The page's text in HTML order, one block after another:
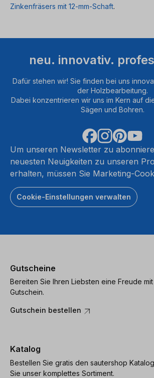
Zinkenfräsers mit 12-mm-Schaft.
neu. innovativ.
Dafür stehen wir! Sie finden bei uns
der Holzbearbeitung.
Dabei konzentrieren wir uns im Kern auf
Sägen und Bohren.
Um unseren Newsletter zu
neuesten Neuigkeiten zu unseren
erhalten, müssen Sie Marketing-
Cookie-Einstellungen verwalten
Gutscheine
Bereiten Sie Ihren Liebsten eine Freude
Gutschein.
Gutschein bestellen
Katalog
Bestellen Sie gratis den sautershop
Sie unser komplettes Sortiment.